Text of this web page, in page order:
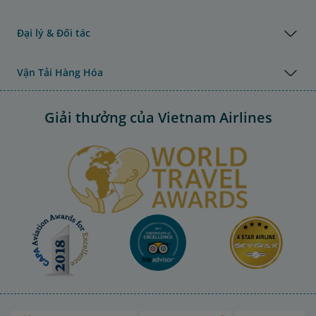
Đại lý & Đối tác
Vận Tải Hàng Hóa
Giải thưởng của Vietnam Airlines